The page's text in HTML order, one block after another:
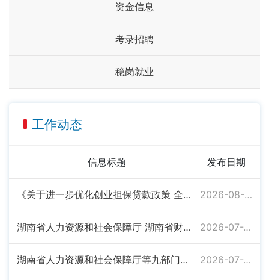
资金信息
考录招聘
稳岗就业
工作动态
信息标题 发布日期
《关于进一步优化创业担保贷款政策 全力支持大学生等重点群体创业的通知》解读 2026-08-03
湖南省人力资源和社会保障厅 湖南省财政厅 中国人民银行湖南省分行关于进一步优化创业担保贷款政策全力支持大学生等重点群体创业的通知 2026-07-28
湖南省人力资源和社会保障厅等九部门关于开展新就业形态人员职业伤害保障试点工作的通知 2026-07-20